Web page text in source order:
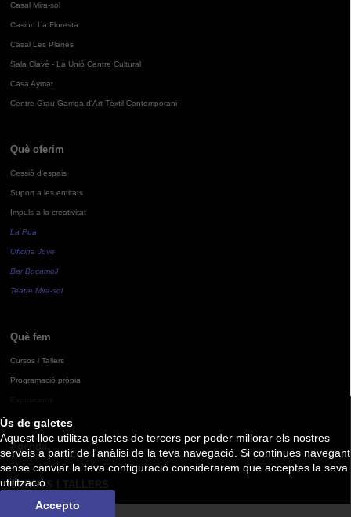
Ús de galetes
Aquest lloc utilitza galetes de tercers per poder millorar els nostres
serveis a partir de l'anàlisi de la teva navegació. Si continues navegant
sense canviar la teva configuració considerarem que acceptes la seva
utilització.
Accepto
Casal Mira-sol
Casino La Floresta
Casal Les Planes
Sala Clavé - La Unió Centre Cultural
Casa Aymat
Centre Grau-Garriga d'Art Tèxtil Contemporani
Què oferim
Cessió d'espais
Suport a les entitats
Impuls a la creativitat
La Pua
Oficina Jove
Bar Bocamoll
Teatre Mira-sol
Què fem
Cursos i Tallers
Programació pròpia
Agenda
CURSOS I TALLERS